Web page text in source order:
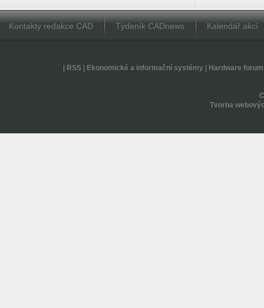
Kontakty redakce CAD Týdeník CADnews Kalendář akcí
RSS| Ekonomické a informační systémy| Hardware forum
Tvorba